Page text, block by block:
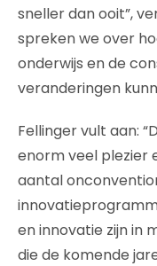
sneller dan ooit”,
spreken we over
onderwijs en de
veranderingen
Fellinger vult aan:
enorm veel plezier
aantal
en innovatie zijn in
die de komende